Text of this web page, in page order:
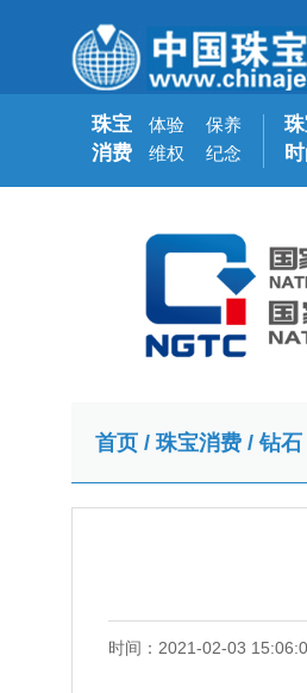
珠宝
消费
体验
维权
保养
纪念
首页 / 珠宝消费 /钻石
时间：2021-02-03